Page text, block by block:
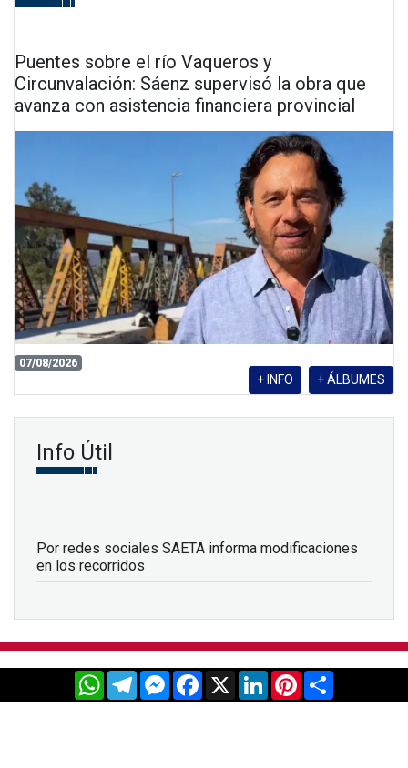
Puentes sobre el río Vaqueros y
Circunvalación: Sáenz supervisó la obra que
avanza con asistencia financiera provincial
07/08/2026
+ ÁLBUMES
+ INFO
Info Útil
Por redes sociales SAETA informa modificaciones
en los recorridos
WhatsAppTelegramMessenger
Facebook
X LinkedInPinterest